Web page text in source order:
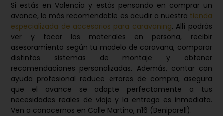
Si estás en Valencia y estás pensando en comprar un
avance, lo más recomendable es acudir a nuestra tienda
especializada de accesorios para caravaning. Allí podrás
ver y tocar los materiales en persona, recibir
asesoramiento según tu modelo de caravana, comparar
distintos sistemas de montaje y obtener
recomendaciones personalizadas. Además, contar con
ayuda profesional reduce errores de compra, asegura
que el avance se adapte perfectamente a tus
necesidades reales de viaje y la entrega es inmediata.
Ven a conocernos en Calle Martino, n16 (Beniparell).